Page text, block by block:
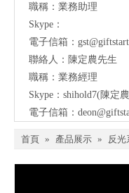
職稱：業務助理
Skype：
電子信箱：
聯絡人：陳定農先生
職稱：業務經理
Skype：shihold7(陳定農
電子信箱：
首頁 » 產品展示 » 反光